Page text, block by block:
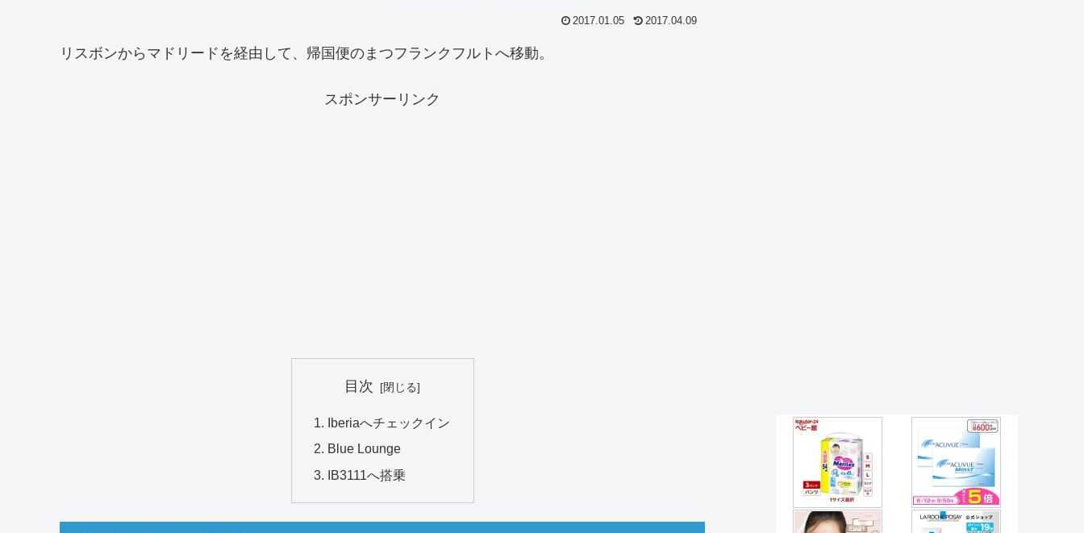
2017.01.05 2017.04.09
リスボンからマドリードを経由して、帰国便のまつフランクフルトへ移動。
スポンサーリンク
目次
Iberiaへチェックイン
Blue Lounge
IB3111へ搭乗